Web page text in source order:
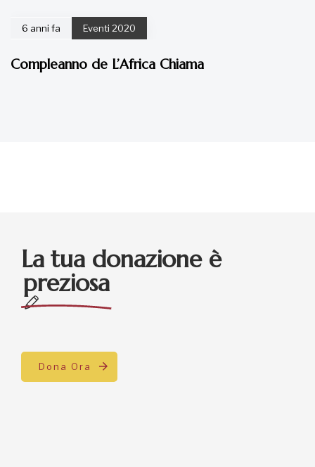
6 anni fa Eventi 2020
Compleanno de L’Africa Chiama
La tua donazione è
preziosa
Dona Ora